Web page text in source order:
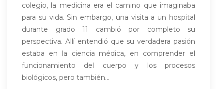
colegio, la medicina era el camino que imaginaba
para su vida. Sin embargo, una visita a un hospital
durante grado 11 cambió por completo su
perspectiva. Allí entendió que su verdadera pasión
estaba en la ciencia médica, en comprender el
funcionamiento del cuerpo y los procesos
biológicos, pero también...